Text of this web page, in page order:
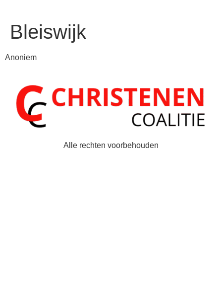
Bleiswijk
Anoniem
Alle rechten voorbehouden